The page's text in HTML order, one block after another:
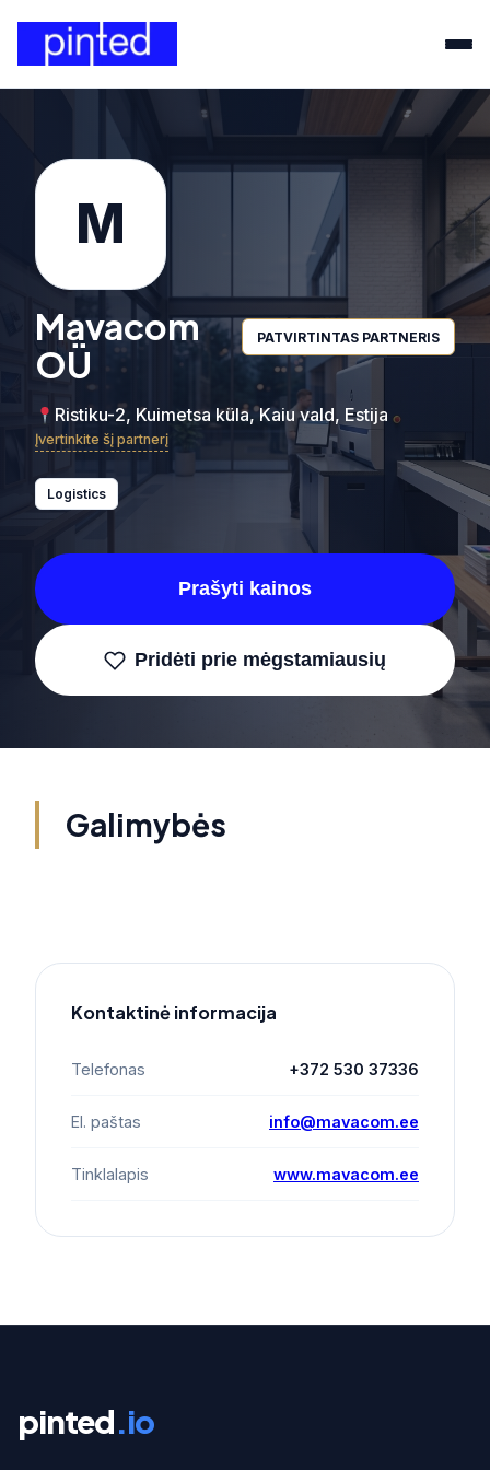
M
Mavacom
OÜ
PATVIRTINTAS PARTNERIS
Ristiku-2, Kuimetsa küla, Kaiu vald, Estija
Įvertinkite šį partnerį
Logistics
Prašyti kainos
Pridėti prie mėgstamiausių
Galimybės
Kontaktinė informacija
Telefonas +372 530 37336
El. paštas info@mavacom.ee
Tinklalapis www.mavacom.ee
pinted.io